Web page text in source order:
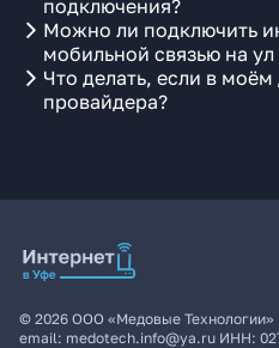
подключения?
Можно ли подключить
мобильной связью на
Что делать, если в
провайдера?
© 2026 ООО «Медовые Технологии»
email: medotech.info@ya.ru ИНН: